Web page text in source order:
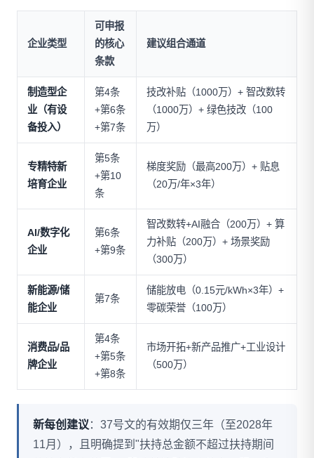
企业类型
可申报
的核心
条款
建议组合通道
制造型企
业（有设
备投入）
第4条
+第6条
+第7条
技改补贴（1000万）+ 智改数转
（1000万）+ 绿色技改（100
万）
专精特新
培育企业
第5条
+第10
条
梯度奖励（最高200万）+ 贴息
（20万/年×3年）
AI/数字化
企业
第6条
+第9条
智改数转+AI融合（200万）+ 算
力补贴（200万）+ 场景奖励
（300万）
新能源/储
能企业
第7条
储能放电（0.15元/kWh×3年）+
零碳荣誉（100万）
消费品/品
牌企业
第4条
+第5条
+第8条
市场开拓+新产品推广+工业设计
（500万）
新每创建议 ：37号文的有效期仅三年（至2028年
11月），且明确提到"扶持总金额不超过扶持期间